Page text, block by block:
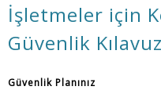
İşletmeler için
Güvenlik
Güvenlik Planınız